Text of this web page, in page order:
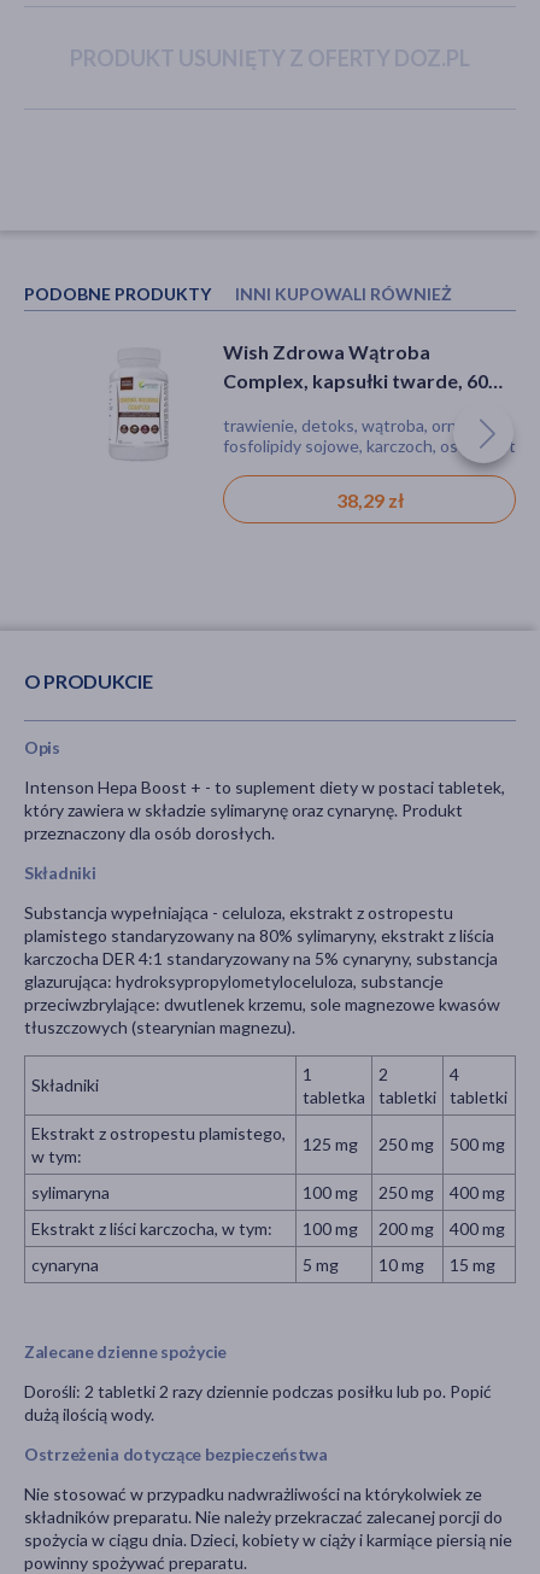
PRODUKT USUNIĘTY Z OFERTY DOZ.PL
PODOBNE PRODUKTY INNI KUPOWALI RÓWNIEŻ
Wish Zdrowa Wątroba
Complex, kapsułki twarde, 60
trawienie, detoks, wątroba, ornityna,
fosfolipidy sojowe, karczoch, ostropest
38,29 zł
Health Labs Glucose Control+,
kapsułki, 90 szt.
kapsułki
122,99 zł
O PRODUKCIE
Opis
Intenson Hepa Boost + - to suplement diety w postaci tabletek,
który zawiera w składzie sylimarynę oraz cynarynę. Produkt
przeznaczony dla osób dorosłych.
Składniki
Substancja wypełniająca - celuloza, ekstrakt z ostropestu
plamistego standaryzowany na 80% sylimaryny, ekstrakt z liścia
karczocha DER 4:1 standaryzowany na 5% cynaryny, substancja
glazurująca: hydroksypropylometyloceluloza, substancje
przeciwzbrylające: dwutlenek krzemu, sole magnezowe kwasów
tłuszczowych (stearynian magnezu).
Składniki
1
tabletka
2
tabletki
4
tabletki
Ekstrakt z ostropestu plamistego,
w tym:
125 mg 250 mg 500 mg
sylimaryna 100 mg 250 mg
400 mg
Ekstrakt z liści karczocha, w tym:
100 mg 200 mg
400 mg
cynaryna
5 mg 10 mg 15 mg
Zalecane dzienne spożycie
Dorośli: 2 tabletki 2 razy dziennie podczas posiłku lub po. Popić
dużą ilością wody.
Ostrzeżenia dotyczące bezpieczeństwa
Nie stosować w przypadku nadwrażliwości na którykolwiek ze
składników preparatu. Nie należy przekraczać zalecanej porcji do
spożycia w ciągu dnia. Dzieci, kobiety w ciąży i karmiące piersią nie
powinny spożywać preparatu.